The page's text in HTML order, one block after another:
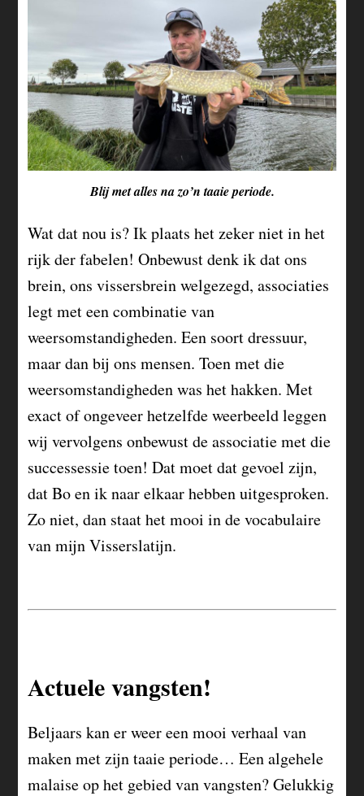
Blij met alles na zo’n taaie periode.
Wat dat nou is? Ik plaats het zeker niet in het
rijk der fabelen! Onbewust denk ik dat ons
brein, ons vissersbrein welgezegd, associaties
legt met een combinatie van
weersomstandigheden. Een soort dressuur,
maar dan bij ons mensen. Toen met die
weersomstandigheden was het hakken. Met
exact of ongeveer hetzelfde weerbeeld leggen
wij vervolgens onbewust de associatie met die
successessie toen! Dat moet dat gevoel zijn,
dat Bo en ik naar elkaar hebben uitgesproken.
Zo niet, dan staat het mooi in de vocabulaire
van mijn Visserslatijn.
Actuele vangsten!
Beljaars kan er weer een mooi verhaal van
maken met zijn taaie periode… Een algehele
malaise op het gebied van vangsten? Gelukkig